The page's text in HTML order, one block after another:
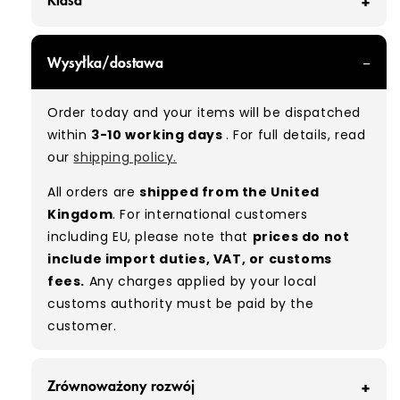
can expect items that are in great condition
with minimal signs of wear. While they are
used, they remain free of significant defects
and are in excellent shape overall.
Please note:As these are vintage/used
garments, a small percentage (5–10%) may
have minor flaws such as small tears, holes, or
stains. While we carefully inspect all items, a
degree of human error is possible. Condition
can vary slightly between pieces, and some
Wysyłka/dostawa
Order today and your items will be dispatched
within 3-10 working days. For full details, read
ourshipping policy.
All orders are shipped from the United
Kingdom. For international customers
including EU, please note that prices do not
include import duties, VAT, or customs
fees. Any charges applied by your local
customs authority must be paid by the
customer.
Zrównoważony rozwój